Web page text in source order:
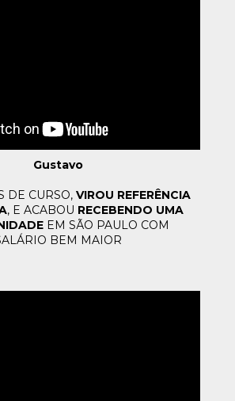
Gustavo
DE CURSO, VIROU REFERÊNCIA
, E ACABOU RECEBENDO UMA
EM SÃO PAULO COM
BEM MAIOR